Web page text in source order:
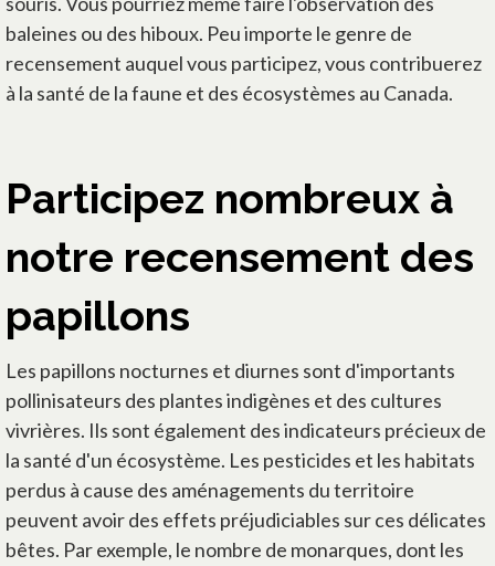
baleines ou des hiboux. Peu importe le genre de
recensement auquel vous participez, vous contribuerez
à la santé de la faune et des écosystèmes au Canada.
Participez nombreux à
notre recensement des
papillons
Les papillons nocturnes et diurnes sont d'importants
pollinisateurs des plantes indigènes et des cultures
vivrières. Ils sont également des indicateurs précieux de
la santé d'un écosystème. Les pesticides et les habitats
perdus à cause des aménagements du territoire
peuvent avoir des effets préjudiciables sur ces délicates
bêtes. Par exemple, le nombre de monarques, dont les